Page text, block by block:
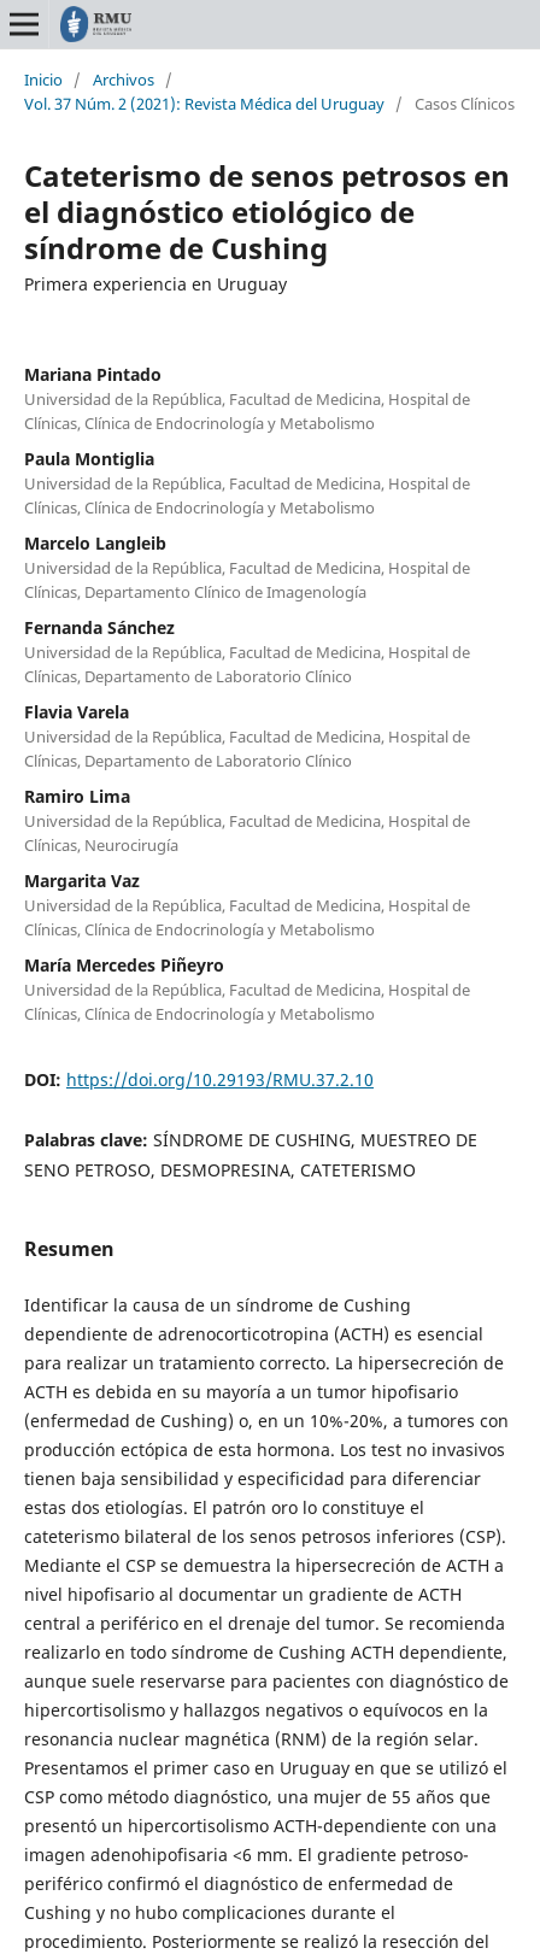
Inicio / Archivos /
Vol. 37 Núm. 2 (2021): Revista Médica del Uruguay / Casos Clínicos
Cateterismo de senos petrosos en
el diagnóstico etiológico de
síndrome de Cushing
Primera experiencia en Uruguay
Mariana Pintado
Universidad de la República, Facultad de Medicina, Hospital de
Clínicas, Clínica de Endocrinología y Metabolismo
Paula Montiglia
Universidad de la República, Facultad de Medicina, Hospital de
Clínicas, Clínica de Endocrinología y Metabolismo
Marcelo Langleib
Universidad de la República, Facultad de Medicina, Hospital de
Clínicas, Departamento Clínico de Imagenología
Fernanda Sánchez
Universidad de la República, Facultad de Medicina, Hospital de
Clínicas, Departamento de Laboratorio Clínico
Flavia Varela
Universidad de la República, Facultad de Medicina, Hospital de
Clínicas, Departamento de Laboratorio Clínico
Ramiro Lima
Universidad de la República, Facultad de Medicina, Hospital de
Clínicas, Neurocirugía
Margarita Vaz
Universidad de la República, Facultad de Medicina, Hospital de
Clínicas, Clínica de Endocrinología y Metabolismo
María Mercedes Piñeyro
Universidad de la República, Facultad de Medicina, Hospital de
Clínicas, Clínica de Endocrinología y Metabolismo
DOI: https://doi.org/10.29193/RMU.37.2.10
Palabras clave: SÍNDROME DE CUSHING, MUESTREO DE
SENO PETROSO, DESMOPRESINA, CATETERISMO
Resumen
Identificar la causa de un síndrome de Cushing
dependiente de adrenocorticotropina (ACTH) es esencial
para realizar un tratamiento correcto. La hipersecreción de
ACTH es debida en su mayoría a un tumor hipofisario
(enfermedad de Cushing) o, en un 10%-20%, a tumores con
producción ectópica de esta hormona. Los test no invasivos
tienen baja sensibilidad y especificidad para diferenciar
estas dos etiologías. El patrón oro lo constituye el
cateterismo bilateral de los senos petrosos inferiores (CSP).
Mediante el CSP se demuestra la hipersecreción de ACTH a
nivel hipofisario al documentar un gradiente de ACTH
central a periférico en el drenaje del tumor. Se recomienda
realizarlo en todo síndrome de Cushing ACTH dependiente,
aunque suele reservarse para pacientes con diagnóstico de
hipercortisolismo y hallazgos negativos o equívocos en la
resonancia nuclear magnética (RNM) de la región selar.
Presentamos el primer caso en Uruguay en que se utilizó el
CSP como método diagnóstico, una mujer de 55 años que
presentó un hipercortisolismo ACTH-dependiente con una
imagen adenohipofisaria <6 mm. El gradiente petroso-
periférico confirmó el diagnóstico de enfermedad de
Cushing y no hubo complicaciones durante el
procedimiento. Posteriormente se realizó la resección del